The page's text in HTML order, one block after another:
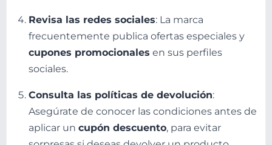
Revisa las redes sociales: La marca
frecuentemente publica ofertas especiales y
cupones promocionales en sus perfiles
sociales.
Consulta las políticas de devolución:
Asegúrate de conocer las condiciones antes de
aplicar un cupón descuento, para evitar